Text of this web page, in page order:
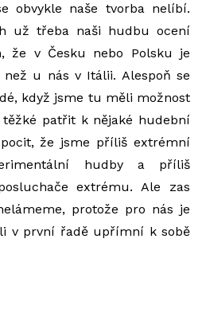
obvykle naše tvorba nelíbí.
už třeba naši hudbu ocení
že v Česku nebo Polsku je
u nás v Itálii. Alespoň se
když jsme tu měli možnost
patřit k nějaké hudební
že jsme příliš extrémní
hudby a příliš
extrému. Ale zas
protože pro nás je
v první řadě upřímní k sobě